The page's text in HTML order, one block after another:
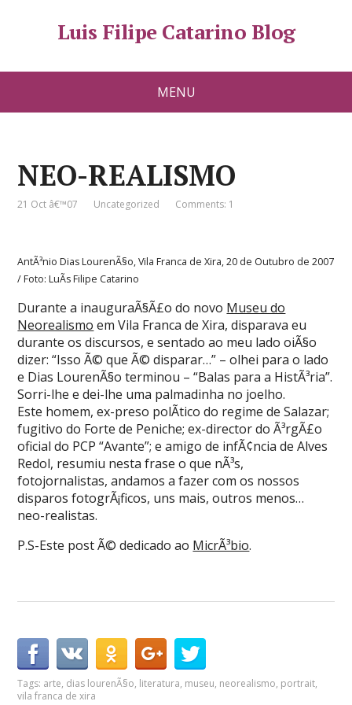
Luis Filipe Catarino Blog
MENU
NEO-REALISMO
21 Oct â€™07 Uncategorized Comments: 1
AntÃ³nio Dias LourenÃ§o, Vila Franca de Xira, 20 de Outubro de 2007
/ Foto: LuÃ­s Filipe Catarino
Durante a inauguraÃ§Ã£o do novo Museu do
Neorealismo em Vila Franca de Xira, disparava eu
durante os discursos, e sentado ao meu lado oiÃ§o
dizer: “Isso Ã© que Ã© disparar…” – olhei para o lado
e Dias LourenÃ§o terminou – “Balas para a HistÃ³ria”.
Sorri-lhe e dei-lhe uma palmadinha no joelho.
Este homem, ex-preso polÃ­tico do regime de Salazar;
fugitivo do Forte de Peniche; ex-director do Ã³rgÃ£o
oficial do PCP “Avante”; e amigo de infÃ¢ncia de Alves
Redol, resumiu nesta frase o que nÃ³s,
fotojornalistas, andamos a fazer com os nossos
disparos fotogrÃ¡ficos, uns mais, outros menos…
neo-realistas.
P.S-Este post Ã© dedicado ao MicrÃ³bio.
Tags: arte, dias lourenÃ§o, literatura, museu, neorealismo, portrait,
vila franca de xira